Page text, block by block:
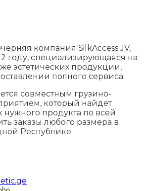
компания SilkAccess JV,
году, специализирующаяся на
эстетических продукции,
полного сервиса.
совместным грузино-
который найдет
продукта по всей
заказы любого размера в
Республике.